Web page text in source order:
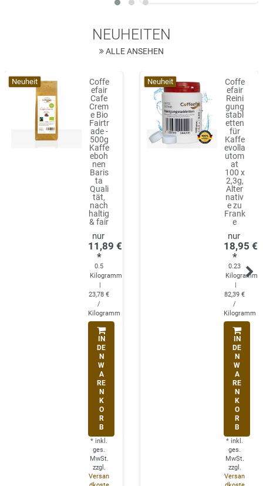
NEUHEITEN
ALLE ANSEHEN
Neuheit
Coffe
efair
Cafe
Crem
e Bio
Fairtr
ade -
500g
Kaffe
eboh
nen
Baris
ta
Quali
tät,
nach
haltig
& fair
11,89 €
*
0.5
Kilogramm
23,78 €
/
Kilogramm
IN
DE
N
W
A
RE
N
K
O
R
B
* inkl.
ges.
MwSt.
zzgl.
Versan
Neuheit
Coffe
efair
Reini
gung
stabl
etten
für
Kaffe
evolla
utom
at
100 x
2,3g,
Alter
nativ
e zu
Frank
e
18,95 €
*
0.23
Kilogramm
82,39 €
/
Kilogramm
IN
DE
N
W
A
RE
N
K
O
R
B
* inkl.
ges.
MwSt.
zzgl.
Versan